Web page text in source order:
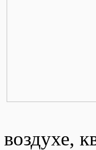
воздухе,